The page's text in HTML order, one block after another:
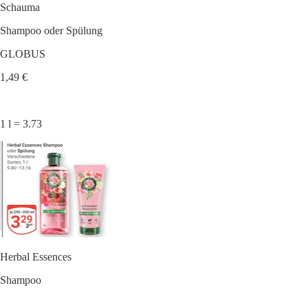
Schauma
Shampoo oder Spülung
GLOBUS
1,49 €
1 l = 3.73
Herbal Essences
Shampoo